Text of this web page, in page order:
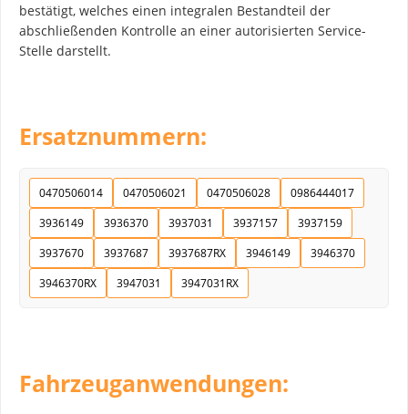
bestätigt, welches einen integralen Bestandteil der
abschließenden Kontrolle an einer autorisierten Service-
Stelle darstellt.
Ersatznummern:
0470506014 0470506021 0470506028
0986444017
3936149
3936370 3937031 3937157
3937159
3937670
3937687 3937687RX 3946149
3946370
3946370RX
3947031 3947031RX
Fahrzeuganwendungen: